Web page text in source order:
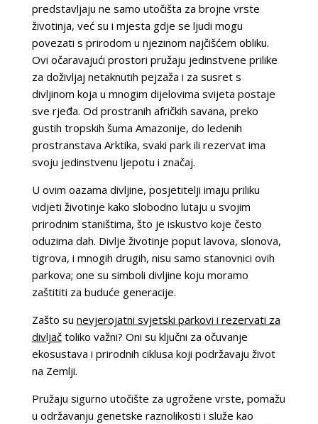
predstavljaju ne samo utočišta za brojne vrste
životinja, već su i mjesta gdje se ljudi mogu
povezati s prirodom u njezinom najčišćem obliku.
Ovi očaravajući prostori pružaju jedinstvene prilike
za doživljaj netaknutih pejzaža i za susret s
divljinom koja u mnogim dijelovima svijeta postaje
sve rjeđa. Od prostranih afričkih savana, preko
gustih tropskih šuma Amazonije, do ledenih
prostranstava Arktika, svaki park ili rezervat ima
svoju jedinstvenu ljepotu i značaj.
U ovim oazama divljine, posjetitelji imaju priliku
vidjeti životinje kako slobodno lutaju u svojim
prirodnim staništima, što je iskustvo koje često
oduzima dah. Divlje životinje poput lavova, slonova,
tigrova, i mnogih drugih, nisu samo stanovnici ovih
parkova; one su simboli divljine koju moramo
zaštititi za buduće generacije.
Zašto su nevjerojatni svjetski parkovi i rezervati za
divljačtoliko važni? Oni su ključni za očuvanje
ekosustava i prirodnih ciklusa koji podržavaju život
na Zemlji.
Pružaju sigurno utočište za ugrožene vrste, pomažu
u održavanju genetske raznolikosti i služe kao